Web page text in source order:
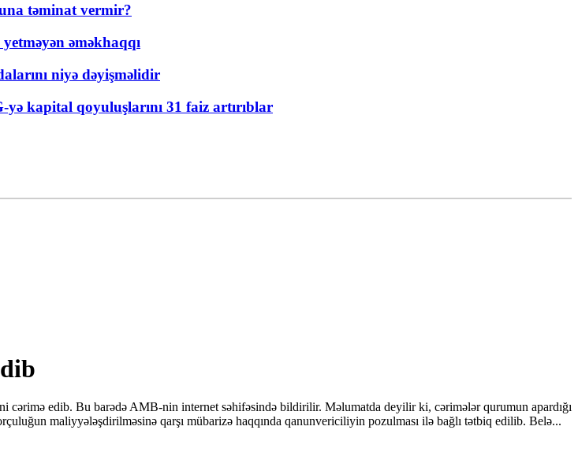
təminat vermir?
əməkhaqqı
niyə dəyişməlidir
kapital qoyuluşlarını 31 faiz artırıblar
edib. Bu barədə AMB-nin internet səhifəsində bildirilir. Məlumatda deyilir ki, cərimələr qurumun apardığı
maliyyələşdirilməsinə qarşı mübarizə haqqında qanunvericiliyin pozulması ilə bağlı tətbiq edilib. Belə...